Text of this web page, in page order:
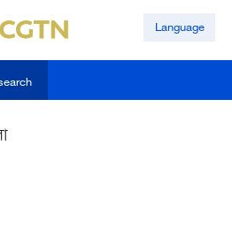
Language